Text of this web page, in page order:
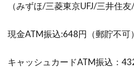
（みずほ/三菱東京UFJ/三井住友
現金ATM振込:648円（郵貯不可）
キャッシュカードATM振込：